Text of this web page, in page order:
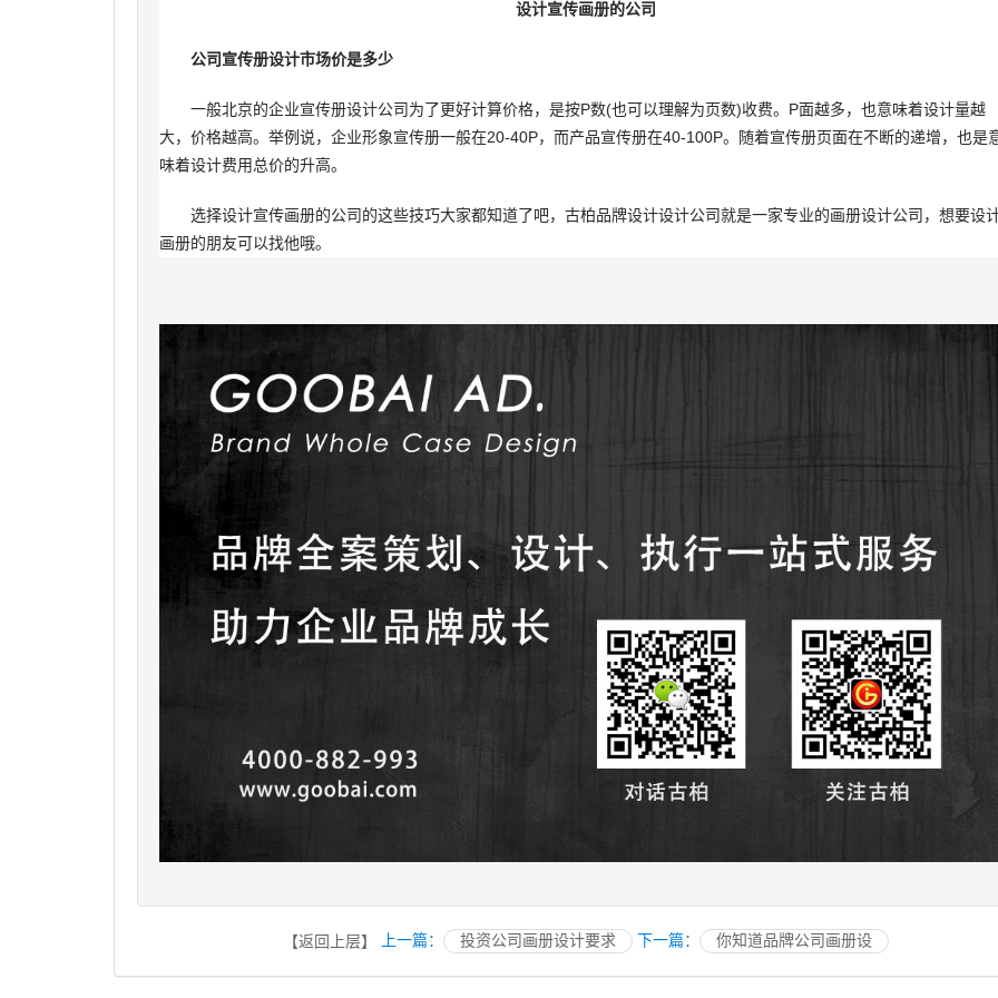
设计宣传画册的公司
公司宣传册设计市场价是多少
一般北京的企业宣传册设计公司为了更好计算价格，是按P数(也可以理解为页数)收费。P面越多，也意味着设计量越
大，价格越高。举例说，企业形象宣传册一般在20-40P，而产品宣传册在40-100P。随着宣传册页面在不断的递增，也是
味着设计费用总价的升高。
选择设计宣传画册的公司的这些技巧大家都知道了吧，古柏品牌设计设计公司就是一家专业的画册设计公司，想要设
画册的朋友可以找他哦。
【返回上层】 上一篇： 投资公司画册设计要求 下一篇： 你知道品牌公司画册设